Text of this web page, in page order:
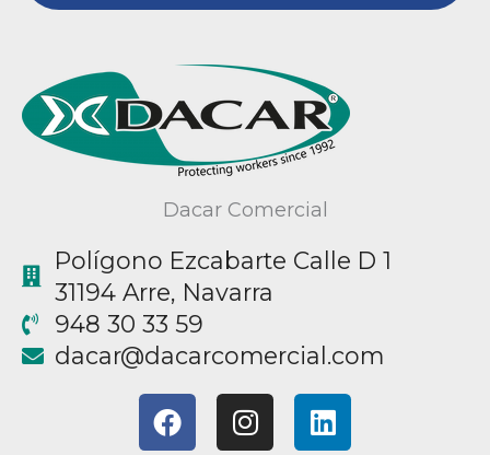
Dacar Comercial
Polígono Ezcabarte Calle D 1
31194 Arre, Navarra
948 30 33 59
moc.laicremocracad
@racad
F
a
I
n
L
i